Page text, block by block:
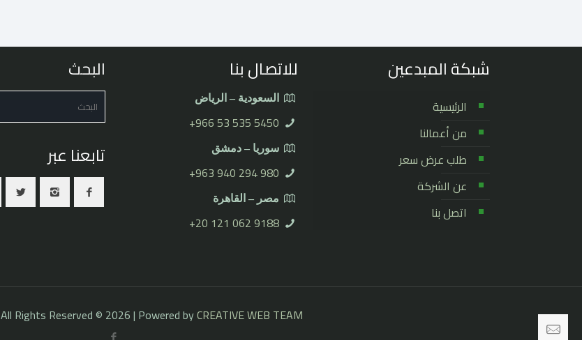
شبكة المبدعين
الرئيسية
من أعمالنا
طلب عرض سعر
عن الشركة
اتصل بنا
للاتصال بنا
السعودية – الرياض
⁦+966 53 535 5450
سوريا – دمشق
⁦+963 940 294 980⁩
مصر – القاهرة
⁦+20 121 062 9188⁩
البحث
تابعنا عبر
All Rights Reserved © 2026 | Powered byCREATIVE WEB TEAM